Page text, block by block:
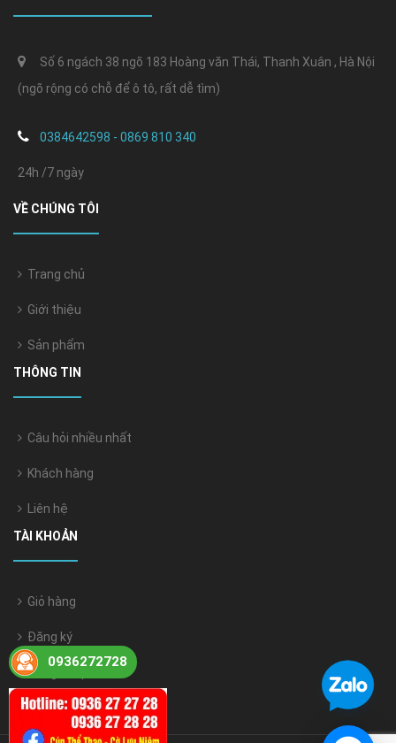
Số 6 ngách 38 ngõ 183 Hoàng văn Thái, Thanh Xuân , Hà Nội
(ngõ rộng có chỗ để ô tô, rất dễ tìm)
0384642598 - 0869 810 340
24h /7 ngày
VỀ CHÚNG TÔI
Trang chủ
Giới thiệu
Sản phẩm
THÔNG TIN
Câu hỏi nhiều nhất
Khách hàng
Liên hệ
TÀI KHOẢN
Giỏ hàng
Đăng ký
Đăng nhập
0936272728